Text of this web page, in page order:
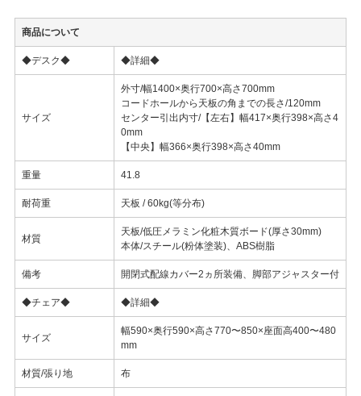
商品について
◆デスク◆ ◆詳細◆
サイズ
外寸/幅1400×奥行700×高さ700mm
コードホールから天板の角までの長さ/120mm
センター引出内寸/【左右】幅417×奥行398×高さ4
0mm
【中央】幅366×奥行398×高さ40mm
重量 41.8
耐荷重 天板 / 60kg(等分布)
材質
天板/低圧メラミン化粧木質ボード(厚さ30mm)
本体/スチール(粉体塗装)、ABS樹脂
備考 開閉式配線カバー2ヵ所装備、脚部アジャスター付
◆チェア◆ ◆詳細◆
サイズ
幅590×奥行590×高さ770〜850×座面高400〜480
mm
材質/張り地 布